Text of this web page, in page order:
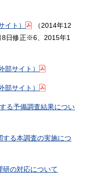
イト）
（2014年12
日修正※6、2015年1
部サイト）
部サイト）
る予備調査結果につい
する本調査の実施につ
研の対応について